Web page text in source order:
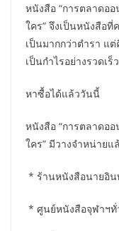
หนังสือ “การตลาดออ
ใคร” จึงเป็นหนังสือ
เป็นมากกว่าตำรา แ
เป็นกำไรอย่างรวดเร็ว
หาซื้อได้แล้ววันนี้
หนังสือ “การตลาดออ
ใคร” มีวางจำหน่ายแ
* ร้านหนังสือนายอิน
* ศูนย์หนังสือจุฬาฯทั่